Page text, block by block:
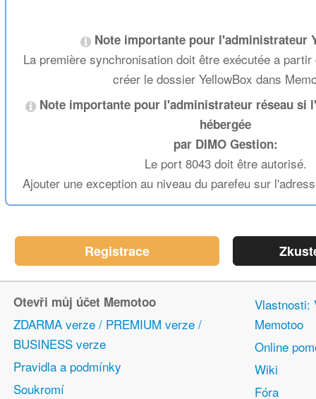
Note importante pour l'administrateur
La première synchronisation doit être exécutée a
créer le dossier YellowBox dans
Note importante pour l'administrateur réseau si
hébergée
par DIMO Gestion:
Le port 8043 doit être autorisé.
Ajouter une exception au niveau du parefeu sur
Registrace
Otevři můj účet Memotoo
ZDARMA verze / PREMIUM verze /
BUSINESS verze
Pravidla a podmínky
Soukromí
Vlastnosti:
Memotoo
Online
Wiki
Fóra